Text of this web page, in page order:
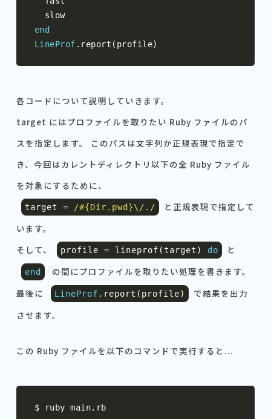
  slow
end
LineProf . report ( profile)
各コードについて説明していきます。
target にはプロファイルを取りたい Ruby ファイルのパ
スを指定します。 このパスは文字列か正規表現で指定で
き、今回はカレントディレクトリ以下の全 Ruby ファイル
を対象にするために、
target = /#{Dir.pwd}\/./
と正規表現で指定して
います。
そして、
profile = lineprof (target ) do と
end
の間にプロファイルを取りたい処理を書きます。
最後に
LineProf . report ( profile)
で結果を出力
させます。
この Ruby ファイルを以下のコマンドで実行すると...
$ ruby main. rb